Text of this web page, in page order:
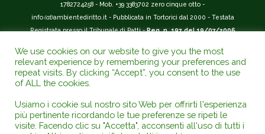
1782724258 - Mob. +39 3383702 zero cinque otto -
info(at)ambientediritto.it - Pubblicata in Tortorici dal 2000 - Testata
Registrata presso il Tribunale di Patti -Reg. n. 197 del 19/07/2006
__________
La Rivista Giuridica AMBIENTEDIRITTO.IT ISSN 1974-9562
riconosciuta ed inserita nell'Area 12 - (
Universitario e della Ricerca (D.P.R. n.76/2010). Valutazione della Qualità della
Ricerca (
); Autovalutazione, Valutazione periodica, Accreditamento ( AVA
);
We use cookies on our website to give you the most
relevant experience by remembering your preferences and
repeat visits. By clicking “Accept”, you consent to the use
of ALL the cookies.
Usiamo i cookie sul nostro sito Web per offrirti l'esperienza
più pertinente ricordando le tue preferenze se ripeti le
visite. Facendo clic su "Accetta", acconsenti all'uso di tutti i